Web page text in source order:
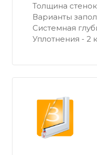
Толщина
Варианты
Системная
Уплотнения - 2